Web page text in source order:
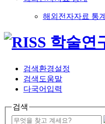
해외전자자료 통계
검색환경설정
검색도움말
다국어입력
검색